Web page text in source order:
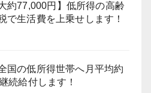
約77,000円】低所得の高齢
で生活費を上乗せします！
国の低所得世帯へ月平均約
続給付します！